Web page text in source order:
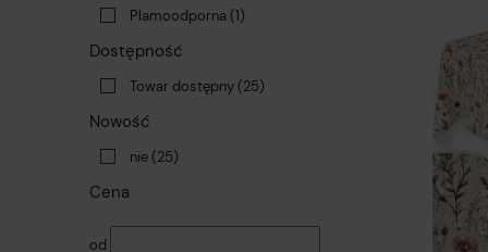
Plamoodporna (1)
Dostępność
Towar dostępny (25)
Cena
od
Nowość
nie (25)